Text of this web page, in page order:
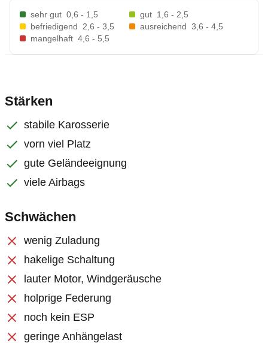
sehr gut 0,6 - 1,5 gut 1,6 - 2,5
befriedigend
2,6 - 3,5 ausreichend 3,6 - 4,5
mangelhaft 4,6 - 5,5
Stärken
stabile Karosserie
vorn viel Platz
gute Geländeeignung
viele Airbags
Schwächen
wenig Zuladung
hakelige Schaltung
lauter Motor, Windgeräusche
holprige Federung
noch kein ESP
geringe Anhängelast